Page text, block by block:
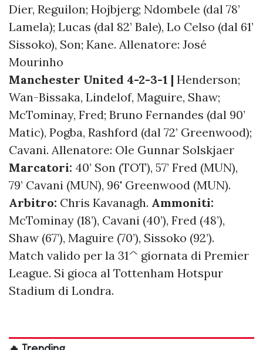
Dier, Reguilon; Hojbjerg; Ndombele (dal 78’
Lamela); Lucas (dal 82’ Bale), Lo Celso (dal 61’
Sissoko), Son; Kane. Allenatore: José
Mourinho
Manchester United 4-2-3-1 | Henderson;
Wan-Bissaka, Lindelof, Maguire, Shaw;
McTominay, Fred; Bruno Fernandes (dal 90’
Matic), Pogba, Rashford (dal 72’ Greenwood);
Cavani. Allenatore: Ole Gunnar Solskjaer
Marcatori: 40’ Son (TOT), 57’ Fred (MUN),
79’ Cavani (MUN), 96' Greenwood (MUN).
Arbitro: Chris Kavanagh. Ammoniti:
McTominay (18’), Cavani (40’), Fred (48’),
Shaw (67’), Maguire (70’), Sissoko (92’).
Match valido per la 31^ giornata di Premier
League. Si gioca al Tottenham Hotspur
Stadium di Londra.